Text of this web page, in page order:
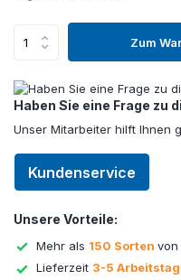
Zum
Haben Sie eine Frage zu
Unser Mitarbeiter hilft Ihnen
Kundenservice
Unsere Vorteile:
Mehr als 150 Sorten von
Lieferzeit 3-5